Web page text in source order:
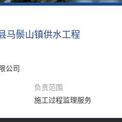
马鬃山镇供水工程
公司
负责范围
施工过程监理服务